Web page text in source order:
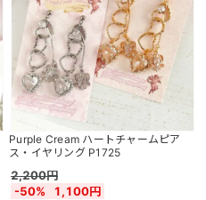
Purple Cream ハートチャームピア
ス・イヤリング P1725
2,200円
-50%
1,100円